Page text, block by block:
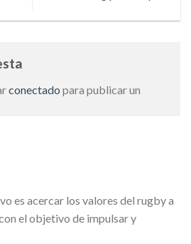
conectado para publicar un
es acercar los valores del rugby a
el objetivo de impulsar y